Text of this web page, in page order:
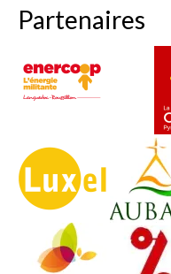
Partenaires